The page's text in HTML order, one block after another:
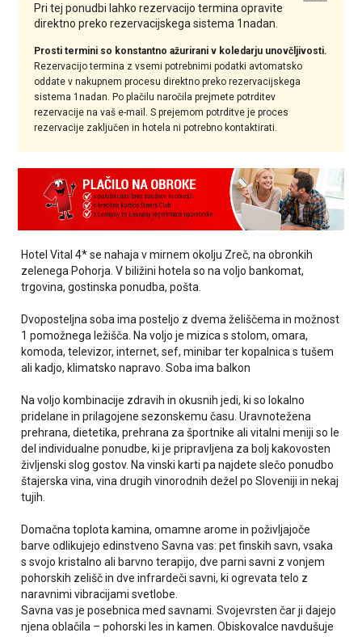
Pri tej ponudbi lahko rezervacijo termina opravite
direktno preko rezervacijskega sistema 1nadan.
Prosti termini so konstantno ažurirani v koledarju unovčljivosti.
Rezervacijo termina z vsemi potrebnimi podatki avtomatsko
oddate v nakupnem procesu direktno preko rezervacijskega
sistema 1nadan. Po plačilu naročila prejmete potrditev
rezervacije na vaš e-mail. S prejemom potrditve je proces
rezervacije zaključen in hotela ni potrebno kontaktirati.
Hotel Vital 4* se nahaja v mirnem okolju Zreč, na obronkih
zelenega Pohorja. V biližini hotela so na voljo bankomat,
trgovina, gostinska ponudba, pošta.
Dvoposteljna soba ima posteljo z dvema želiščema in možnost
1 pomožnega ležišča. Na voljo je mizica s stolom, omara,
komoda, televizor, internet, sef, minibar ter kopalnica s tušem
ali kadjo, klimatsko napravo. Soba ima balkon
Na voljo kombinacije zdravih in okusnih jedi, ki so lokalno
pridelane in prilagojene sezonskemu času. Uravnotežena
prehrana, dietetika, prehrana za športnike ali vitalni meniji so le
del individualne ponudbe, ki je pripravljena za bolj kakovosten
življenski slog gostov. Na vinski karti pa najdete slečo ponudbo
štajerska vina, vina drugih vinorodnih dežel po Sloveniji in nekaj
tujih.
Domačna toplota kamina, omamne arome in poživljajoče
barve odlikujejo edinstveno Savna vas: pet finskih savn, vsaka
s svojo kristalno ali barvno terapijo, dve parni savni z vonjem
pohorskih zelišč in dve infrardeči savni, ki ogrevata telo z
naravnimi vibracijami svetlobe.
Savna vas je posebnica med savnami. Svojevrsten čar ji dajejo
njena oblačila – pohorski les in kamen. Obiskovalce navdušuje